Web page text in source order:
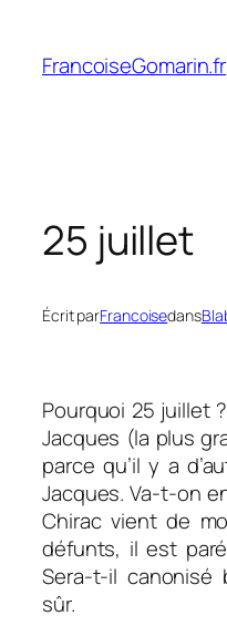
contenu
FrancoiseGomarin.fr
25 juillet
Écrit parFrancoisedans
Pourquoi 25 juillet
Jacques (la plus
parce qu’il y a
Jacques. Va-t-on
Chirac vient de
défunts, il est
Sera-t-il canonisé
sûr.